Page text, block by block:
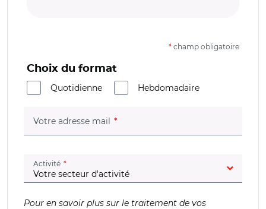
* champ obligatoire
Choix du format
Quotidienne
Hebdomadaire
Votre adresse mail (champ obligatoire)
Activité (champ obligatoire)
Pour en savoir plus sur le traitement de vos